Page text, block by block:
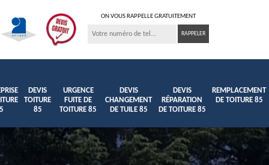
ON VOUS RAPPELLE GRATUITEMENT
DEVIS
TOITURE
85
URGENCE
FUITE DE
TOITURE 85
DEVIS
CHANGEMENT
DE TUILE 85
DEVIS
RÉPARATION
DE TOITURE 85
REMPLACEMENT
DE TOITURE 85